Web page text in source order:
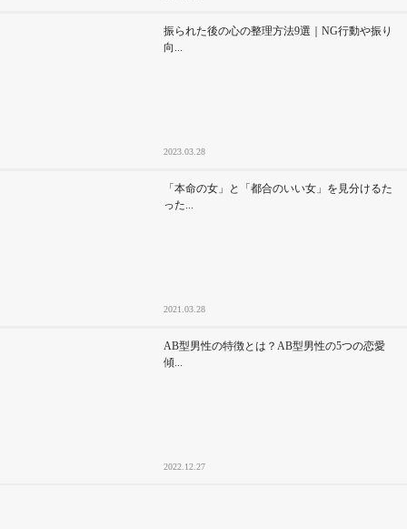
振られた後の心の整理方法9選｜NG行動や振り
向...
2023.03.28
「本命の女」と「都合のいい女」を見分けるた
った...
2021.03.28
AB型男性の特徴とは？AB型男性の5つの恋愛
傾...
2022.12.27